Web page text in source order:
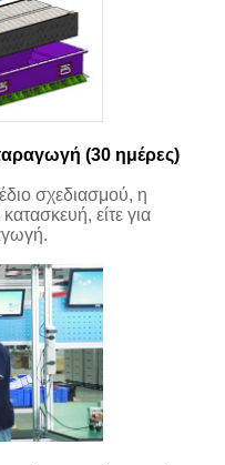
(30 ημέρες)
σχεδιασμού, η
είτε για